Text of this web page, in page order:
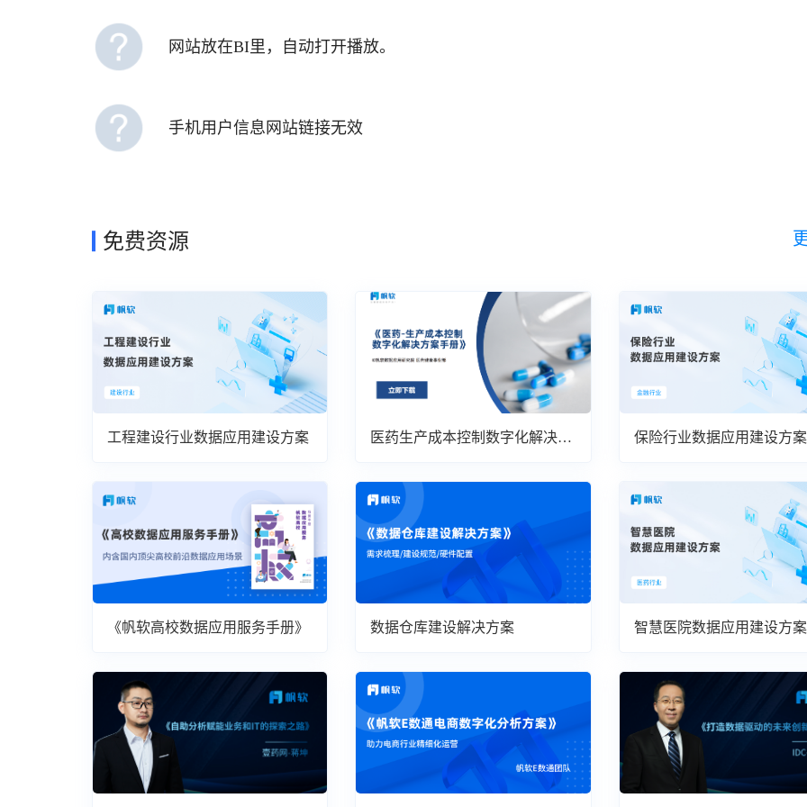
网站放在BI里，自动打开播放。
手机用户信息网站链接无效
免费资源
工程建设行业数据应用建设方案
医药生产成本控制数字化解决方
保险行业数据应用建设方案
《帆软高校数据应用服务手册》 数据仓库建设解决方案 智慧医院数据应用建设方案